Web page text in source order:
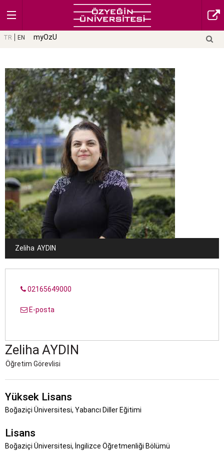
TR EN myOzU
Zeliha AYDIN
02165649000
E-posta
Zeliha AYDIN
Öğretim Görevlisi
Yüksek Lisans
Boğaziçi Üniversitesi, Yabancı Diller Eğitimi
Lisans
Boğaziçi Üniversitesi, İngilizce Öğretmenliği Bölümü